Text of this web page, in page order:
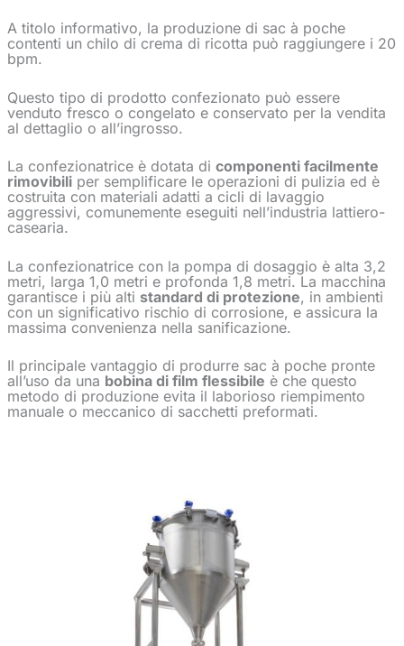
A titolo informativo, la produzione di sac à poche
contenti un chilo di crema di ricotta può raggiungere i 20
bpm.
Questo tipo di prodotto confezionato può essere
venduto fresco o congelato e conservato per la vendita
al dettaglio o all’ingrosso.
La confezionatrice è dotata di componenti facilmente
rimovibili per semplificare le operazioni di pulizia ed è
costruita con materiali adatti a cicli di lavaggio
aggressivi, comunemente eseguiti nell’industria lattiero-
casearia.
La confezionatrice con la pompa di dosaggio è alta 3,2
metri, larga 1,0 metri e profonda 1,8 metri. La macchina
garantisce i più alti standard di protezione, in ambienti
con un significativo rischio di corrosione, e assicura la
massima convenienza nella sanificazione.
Il principale vantaggio di produrre sac à poche pronte
all’uso da una bobina di film flessibile è che questo
metodo di produzione evita il laborioso riempimento
manuale o meccanico di sacchetti preformati.